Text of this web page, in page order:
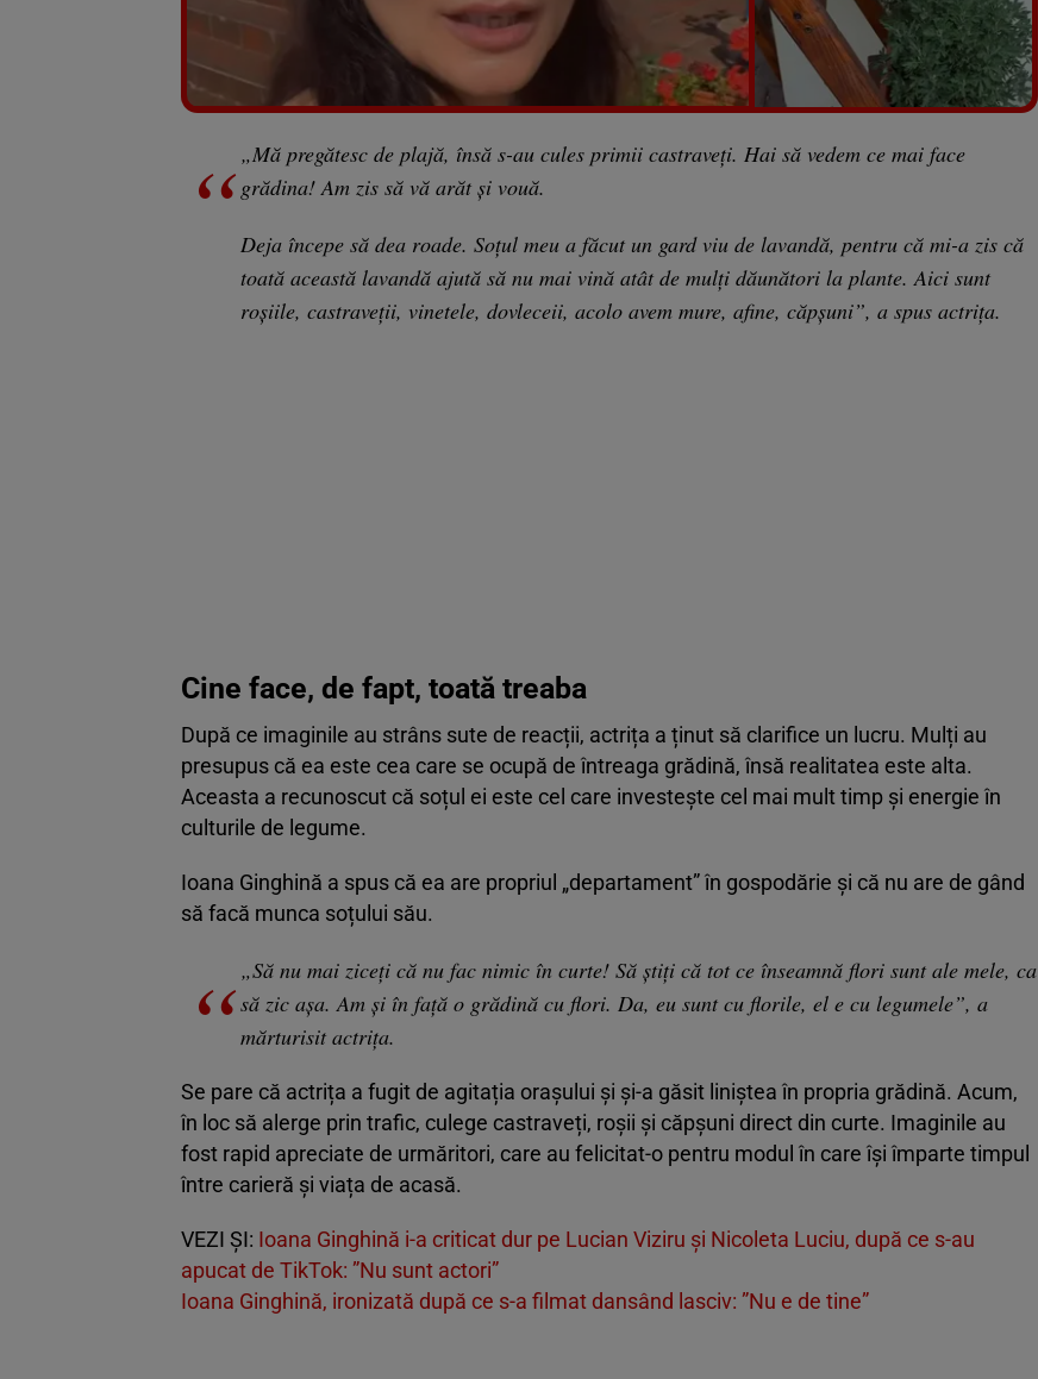
Vezi galeria foto
5 poze
„Mă pregătesc de plajă, însă s-au cules primii castraveți. Hai să vedem ce mai face
grădina! Am zis să vă arăt și vouă.
Deja începe să dea roade. Soțul meu a făcut un gard viu de lavandă, pentru că mi-a zis că
toată această lavandă ajută să nu mai vină atât de mulți dăunători la plante. Aici sunt
roșiile, castraveții, vinetele, dovleceii, acolo avem mure, afine, căpșuni”, a spus actrița.
Cine face, de fapt, toată treaba
După ce imaginile au strâns sute de reacții, actrița a ținut să clarifice un lucru. Mulți au
presupus că ea este cea care se ocupă de întreaga grădină, însă realitatea este alta.
Aceasta a recunoscut că soțul ei este cel care investește cel mai mult timp și energie în
culturile de legume.
Ioana Ginghină a spus că ea are propriul „departament” în gospodărie și că nu are de gând
să facă munca soțului său.
„Să nu mai ziceți că nu fac nimic în curte! Să știți că tot ce înseamnă flori sunt ale mele, ca
să zic așa. Am și în față o grădină cu flori. Da, eu sunt cu florile, el e cu legumele”, a
mărturisit actrița.
Se pare că actrița a fugit de agitația orașului și și-a găsit liniștea în propria grădină. Acum,
în loc să alerge prin trafic, culege castraveți, roșii și căpșuni direct din curte. Imaginile au
fost rapid apreciate de urmăritori, care au felicitat-o pentru modul în care își împarte timpul
între carieră și viața de acasă.
VEZI ȘI: Ioana Ginghină i-a criticat dur pe Lucian Viziru și Nicoleta Luciu, după ce s-au
apucat de TikTok: ”Nu sunt actori”
Ioana Ginghină, ironizată după ce s-a filmat dansând lasciv: ”Nu e de tine”